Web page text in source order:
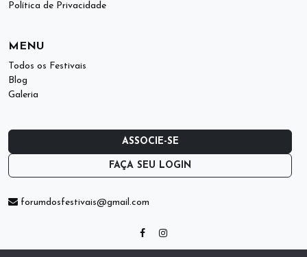
Política de Privacidade
MENU
Todos os Festivais
Blog
Galeria
ASSOCIE-SE
FAÇA SEU LOGIN
forumdosfestivais@gmail.com